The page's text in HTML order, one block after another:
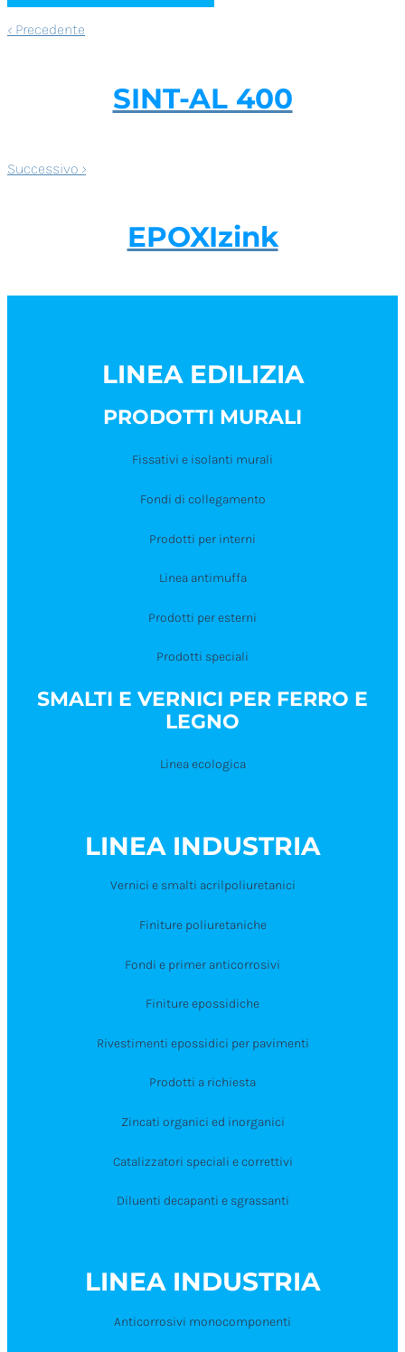
‹ Precedente
SINT-AL 400
Successivo ›
EPOXIzink
LINEA EDILIZIA
PRODOTTI MURALI
Fissativi e isolanti murali
Fondi di collegamento
Prodotti per interni
Linea antimuffa
Prodotti per esterni
Prodotti speciali
SMALTI E VERNICI PER FERRO E
LEGNO
Linea ecologica
LINEA INDUSTRIA
Vernici e smalti acrilpoliuretanici
Finiture poliuretaniche
Fondi e primer anticorrosivi
Finiture epossidiche
Rivestimenti epossidici per pavimenti
Prodotti a richiesta
Zincati organici ed inorganici
Catalizzatori speciali e correttivi
Diluenti decapanti e sgrassanti
LINEA INDUSTRIA
Anticorrosivi monocomponenti